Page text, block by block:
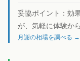
妥協ポイント： 効
が、気軽に体験か
月謝の相場を調べる →